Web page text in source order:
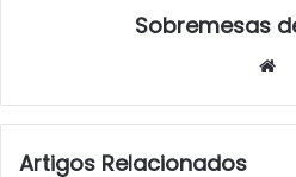
Sobremesas
Artigos Relacionados